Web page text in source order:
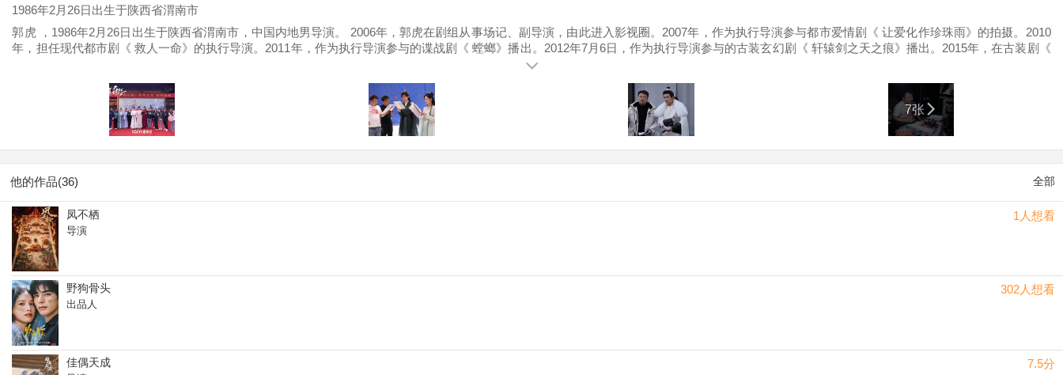
1986年2月26日 出生于陕西省渭南市
郭虎 ，1986年2月26日出生于陕西省渭南市，中国内地男导演。 2006年，郭虎在剧组从事场记、副导演，由此进入影视圈。2007年，作为执行导演参与都市爱情剧《 让爱化作珍珠雨》的拍摄。2010
年，担任现代都市剧《 救人一命》的执行导演。2011年，作为执行导演参与的谍战剧《 螳螂》播出。2012年7月6日，作为执行导演参与的古装玄幻剧《 轩辕剑之天之痕》播出。2015年，在古装剧《
青丘狐传说》中担任执行导演。2016年，作为执行导演与师父林玉芬合作拍摄了古装玄幻剧《 三生三世十里桃花》。 2017年，执导的个人首部电视剧《 为了你我愿意热爱整个世界》在第三届金骨朵
年度剧集最受期待导演奖、第二届初心榜2019年度五大青年导演奖。2020年，执导了古装探案剧《 青簪行》。2021年8月18日，执导 的古装剧《 周生如故》在爱奇艺播出，郭虎也因此为人所熟知。
2022年5月 14日，执 导的少年热血剧《 虎鹤妖师录》 杀青；6月26日，执导的武侠悬疑剧《莲花楼》开机。
7张
他的作品(36) 全部
1人想看
凤不栖
导演
302人想看
野狗骨头
出品人
7.5分
佳偶天成